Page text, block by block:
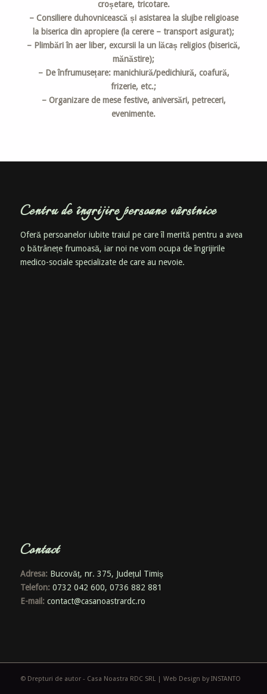
croșetare, tricotare.
– Consiliere duhovnicească și asistarea la slujbe religioase
la biserica din apropiere (la cerere – transport asigurat);
– Plimbări în aer liber, excursii la un lăcaș religios (biserică,
mănăstire);
– De înfrumusețare: manichiură/pedichiură, coafură,
frizerie, etc.;
– Organizare de mese festive, aniversări, petreceri,
evenimente.
Centru de îngrijire persoane vârstnice
Oferă persoanelor iubite traiul pe care îl merită pentru a avea
o bătrânețe frumoasă, iar noi ne vom ocupa de îngrijirile
medico-sociale specializate de care au nevoie.
Contact
Adresa:Bucovăț, nr. 375, Județul Timiș
Telefon:0732 042 600, 0736 882 881
E-mail:contact@casanoastrardc.ro
© Drepturi de autor - Casa Noastra RDC SRL | Web Design by INSTANTO